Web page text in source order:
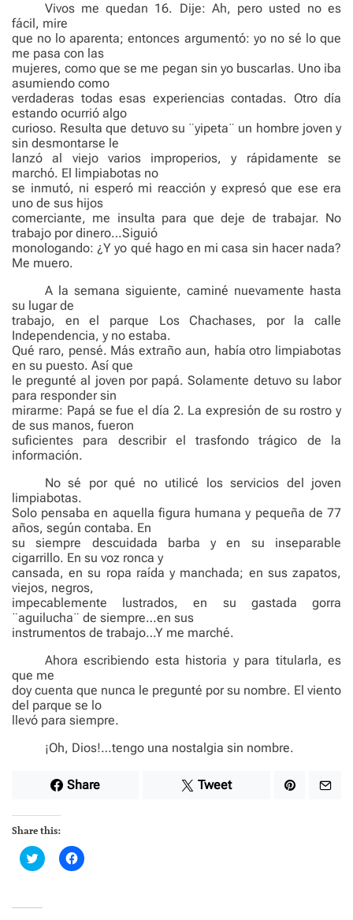
Vivos me quedan 16. Dije: Ah, pero usted no es
fácil, mire
que no lo aparenta; entonces argumentó: yo no sé lo que
me pasa con las
mujeres, como que se me pegan sin yo buscarlas. Uno iba
asumiendo como
verdaderas todas esas experiencias contadas. Otro día
estando ocurrió algo
curioso. Resulta que detuvo su ¨yipeta¨ un hombre joven y
sin desmontarse le
lanzó al viejo varios improperios, y rápidamente se
marchó. El limpiabotas no
se inmutó, ni esperó mi reacción y expresó que ese era
uno de sus hijos
comerciante, me insulta para que deje de trabajar. No
trabajo por dinero…Siguió
monologando: ¿Y yo qué hago en mi casa sin hacer nada?
Me muero.
A la semana siguiente, caminé nuevamente hasta
su lugar de
trabajo, en el parque Los Chachases, por la calle
Independencia, y no estaba.
Qué raro, pensé. Más extraño aun, había otro limpiabotas
en su puesto. Así que
le pregunté al joven por papá. Solamente detuvo su labor
para responder sin
mirarme: Papá se fue el día 2. La expresión de su rostro y
de sus manos, fueron
suficientes para describir el trasfondo trágico de la
información.
No sé por qué no utilicé los servicios del joven
limpiabotas.
Solo pensaba en aquella figura humana y pequeña de 77
años, según contaba. En
su siempre descuidada barba y en su inseparable
cigarrillo. En su voz ronca y
cansada, en su ropa raída y manchada; en sus zapatos,
viejos, negros,
impecablemente lustrados, en su gastada gorra
¨aguilucha¨ de siempre…en sus
instrumentos de trabajo…Y me marché.
Ahora escribiendo esta historia y para titularla, es
que me
doy cuenta que nunca le pregunté por su nombre. El viento
del parque se lo
llevó para siempre.
¡Oh, Dios!…tengo una nostalgia sin nombre.
Share Tweet
Share this:
C
l
t
C
l